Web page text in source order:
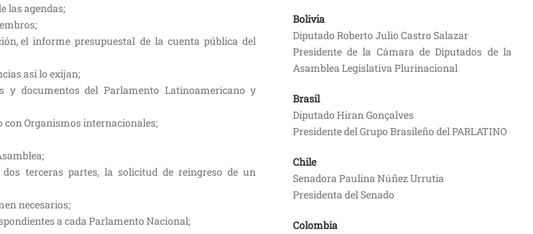
las agendas;
el informe presupuestal de la cuenta pública del
así lo exijan;
y documentos del Parlamento Latinoamericano y
Organismos internacionales;
terceras partes, la solicitud de reingreso de un
necesarios;
a cada Parlamento Nacional;
Bolivia
Diputado Roberto Julio Castro Salazar
Presidente de la Cámara de Diputados de la
Asamblea Legislativa Plurinacional
Brasil
Diputado Hiran Gonçalves
Presidente del Grupo Brasileño del PARLATINO
Chile
Senadora Paulina Núñez Urrutia
Presidenta del Senado
Colombia